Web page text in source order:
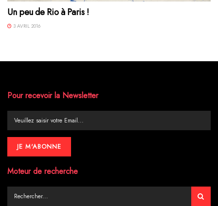
Un peu de Rio à Paris !
3 AVRIL 2016
Pour recevoir la Newsletter
Moteur de recherche